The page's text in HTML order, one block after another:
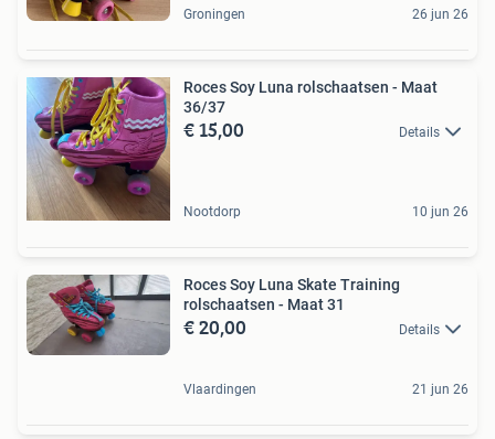
Groningen 26 jun 26
Roces Soy Luna rolschaatsen - Maat
36/37
€ 15,00 Details
Nootdorp 10 jun 26
Roces Soy Luna Skate Training
rolschaatsen - Maat 31
€ 20,00 Details
Vlaardingen 21 jun 26